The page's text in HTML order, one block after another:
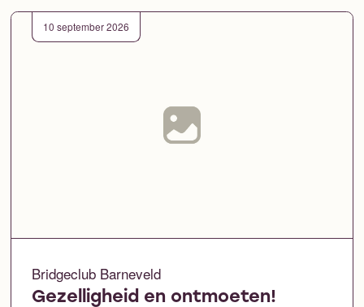
10 september 2026
Bridgeclub Barneveld
Gezelligheid en ontmoeten!